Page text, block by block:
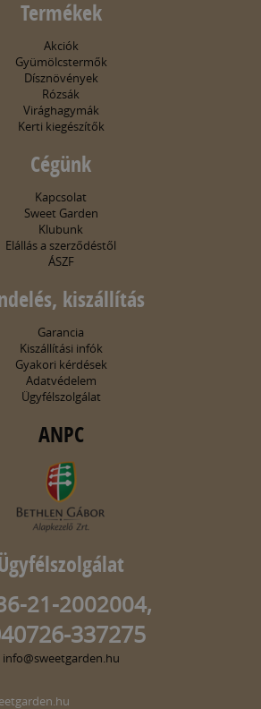
Termékek
Akciók
Gyümölcstermők
Dísznövények
Rózsák
Virághagymák
Kerti kiegészítők
Cégünk
Kapcsolat
Sweet Garden
Klubunk
Elállás a szerződéstől
ÁSZF
kiszállítás
Garancia
Kiszállítási infók
Gyakori kérdések
Adatvédelem
Ügyfélszolgálat
ANPC
21-2002004,
337275
info@sweetgarden.hu